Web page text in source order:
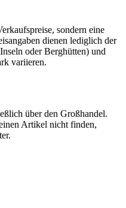
sondern eine
dienen lediglich der
oder Berghütten) und
variieren.
über den Großhandel.
Artikel nicht finden,